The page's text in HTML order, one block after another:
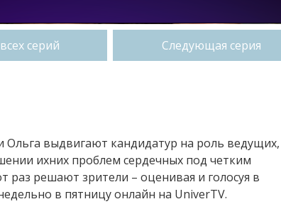
серий Следующая серия
выдвигают кандидатур на роль
ихних проблем сердечных под четким
раз решают зрители – оценивая и голосуя в
в пятницу онлайн на UniverTV.